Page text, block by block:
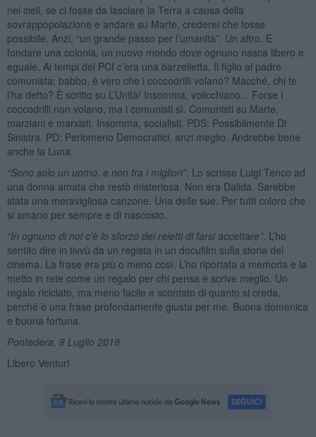
nei cieli, se ci fosse da lasciare la Terra a causa della
sovrappopolazione e andare su Marte, crederei che fosse
possibile. Anzi, “un grande passo per l’umanità”. Un altro. E
fondare una colonia, un nuovo mondo dove ognuno nasca libero e
eguale. Ai tempi del PCI c’era una barzelletta. Il figlio al padre
comunista: babbo, è vero che i coccodrilli volano? Macché, chi te
l’ha detto? È scritto su L’Unità! Insomma, volicchiano... Forse i
coccodrilli non volano, ma i comunisti sì. Comunisti su Marte,
marziani e marxisti. Insomma, socialisti. PDS: Possibilmente Di
Sinistra. PD: Perlomeno Democratici, anzi meglio. Andrebbe bene
anche la Luna.
“Sono solo un uomo, e non tra i migliori”. Lo scrisse Luigi Tenco ad
una donna amata che restò misteriosa. Non era Dalida. Sarebbe
stata una meravigliosa canzone. Una delle sue. Per tutti coloro che
si amano per sempre e di nascosto.
“In ognuno di noi c’è lo sforzo dei reietti di farsi accettare”. L’ho
sentito dire in tivvù da un regista in un docufilm sulla storia del
cinema. La frase era più o meno così. L’ho riportata a memoria e la
metto in rete come un regalo per chi pensa e scrive meglio. Un
regalo riciclato, ma meno facile e scontato di quanto si creda,
perché è una frase profondamente giusta per me. Buona domenica
e buona fortuna.
Pontedera, 8 Luglio 2018
Libero Venturi